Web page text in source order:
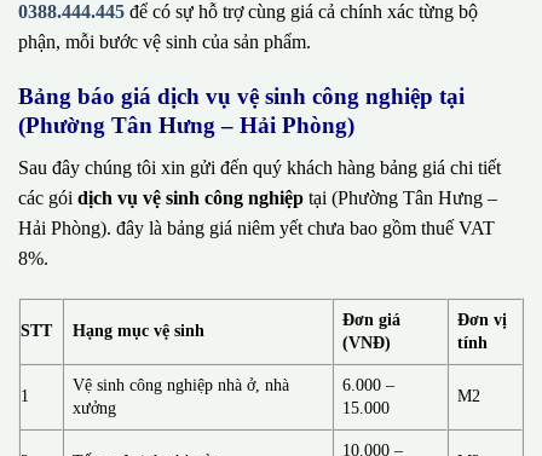
0388.444.445 để có sự hỗ trợ cùng giá cả chính xác từng bộ
phận, mỗi bước vệ sinh của sản phẩm.
Bảng báo giá dịch vụ vệ sinh công nghiệp tại
(Phường Tân Hưng – Hải Phòng)
Sau đây chúng tôi xin gửi đến quý khách hàng bảng giá chi tiết
các gói dịch vụ vệ sinh công nghiệp tại (Phường Tân Hưng –
Hải Phòng). đây là bảng giá niêm yết chưa bao gồm thuế VAT
8%.
STT Hạng mục vệ sinh
Đơn giá
(VNĐ)
Đơn vị
tính
1
Vệ sinh công nghiệp nhà ở, nhà
xưởng
6.000 –
15.000
M2
10.000 –